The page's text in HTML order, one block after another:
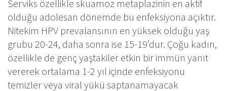
Serviks özellikle skuamoz metaplazinin en aktif
olduğu adolesan dönemde bu enfeksiyona açıktır.
Nitekim HPV prevalansının en yüksek olduğu yaş
grubu 20-24, daha sonra ise 15-19’dur. Çoğu kadın,
özellikle de genç yaştakiler etkin bir immün yanıt
vererek ortalama 1-2 yıl içinde enfeksiyonu
temizler veya viral yükü saptanamayacak